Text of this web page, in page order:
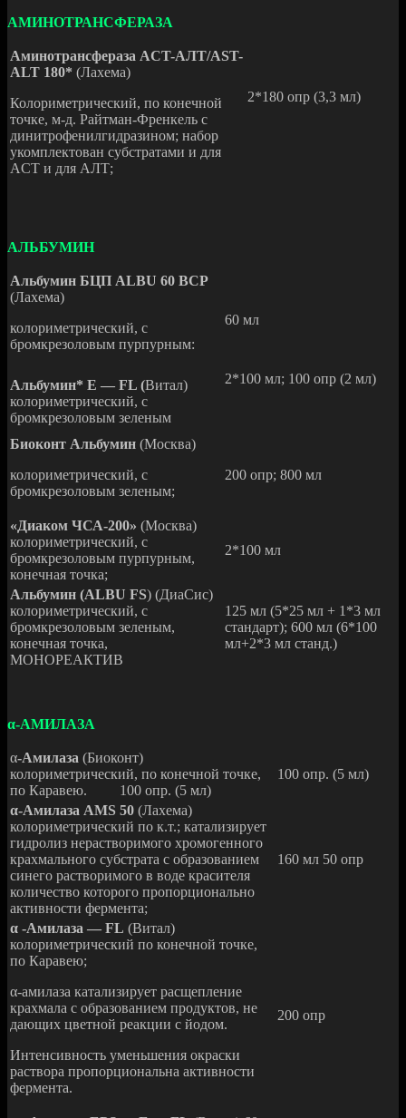
АМИНОТРАНСФЕРАЗА
Аминотрансфераза ACT-АЛТ/AST-
ALT 180* (Лахема)
Колориметрический, по конечной
точке, м-д. Райтман-Френкель с
динитрофенилгидразином; набор
укомплектован субстратами и для
ACT и для АЛТ;
2*180 опр (3,3 мл)
АЛЬБУМИН
Альбумин БЦП ALBU 60 ВСР
(Лахема)
колориметрический, с
бромкрезоловым пурпурным:
60 мл
Альбумин* Е — FL (Витал)
колориметрический, с
бромкрезоловым зеленым
2*100 мл; 100 опр (2 мл)
Биоконт Альбумин (Москва)
колориметрический, с
бромкрезоловым зеленым;
200 опр; 800 мл
«Диаком ЧСА-200» (Москва)
колориметрический, с
бромкрезоловым пурпурным,
конечная точка;
2*100 мл
Альбумин (ALBU FS) (ДиаСис)
колориметрический, с
бромкрезоловым зеленым,
конечная точка,
МОНОРЕАКТИВ
125 мл (5*25 мл + 1*3 мл
стандарт); 600 мл (6*100
мл+2*3 мл станд.)
α-АМИЛАЗА
α-Амилаза (Биоконт)
колориметрический, по конечной точке,
по Каравею. 100 опр. (5 мл)
100 опр. (5 мл)
α-Амилаза AMS 50 (Лахема)
колориметрический по к.т.; катализирует
гидролиз нерастворимого хромогенного
крахмального субстрата с образованием
синего растворимого в воде красителя
количество которого пропорционально
активности фермента;
160 мл 50 опр
α -Амилаза — FL (Витал)
колориметрический по конечной точке,
по Каравею;
α-амилаза катализирует расщепление
крахмала с образованием продуктов, не
дающих цветной реакции с йодом.
Интенсивность уменьшения окраски
раствора пропорциональна активности
фермента.
200 опр